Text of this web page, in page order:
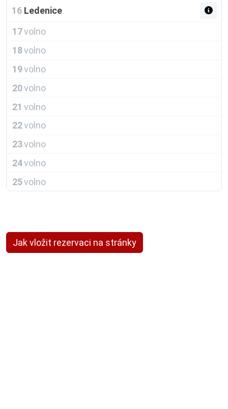
16 Ledenice
17volno
18volno
19volno
20volno
21 volno
22volno
23volno
24volno
25volno
Jak vložit rezervaci na stránky